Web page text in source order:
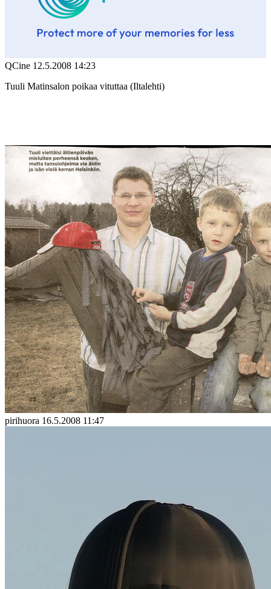
QCine 12.5.2008 14:23
Tuuli Matinsalon poikaa vituttaa (Iltalehti)
pirihuora 16.5.2008 11:47